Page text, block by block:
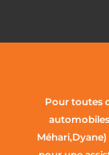
Pour toutes